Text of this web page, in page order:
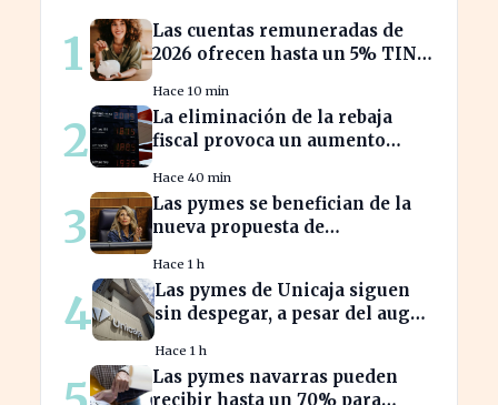
1
Las cuentas remuneradas de
2026 ofrecen hasta un 5% TIN:
Hace 10 min
2
La eliminación de la rebaja
fiscal provoca un aumento
carburante este verano
Hace 40 min
3
Las pymes se benefician de la
nueva propuesta de
Hace 1 h
4
Las pymes de Unicaja siguen
sin despegar, a pesar del auge
Hace 1 h
Las pymes navarras pueden
recibir hasta un 70% para